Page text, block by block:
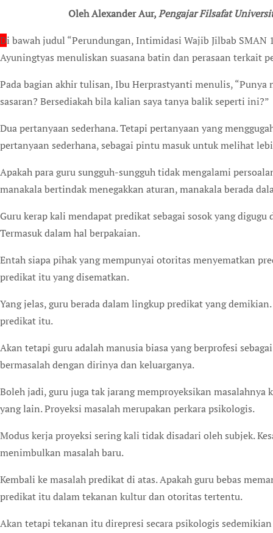
Oleh Alexander Aur,Pengajar Filsafat
Di bawah judul “Perundungan, Intimidasi Wajib Jilbab
Ayuningtyas menuliskan suasana batin dan perasaan terkait
Pada bagian akhir tulisan, Ibu Herprastyanti menulis, “Punya
sasaran? Bersediakah bila kalian saya tanya balik seperti ini?”
Dua pertanyaan sederhana. Tetapi pertanyaan yang
pertanyaan sederhana, sebagai pintu masuk untuk melihat
Apakah para guru sungguh-sungguh tidak mengalami
manakala bertindak menegakkan aturan, manakala berada
Guru kerap kali mendapat predikat sebagai sosok yang
Termasuk dalam hal berpakaian.
Entah siapa pihak yang mempunyai otoritas menyematkan
predikat itu yang disematkan.
Yang jelas, guru berada dalam lingkup predikat yang
predikat itu.
Akan tetapi guru adalah manusia biasa yang berprofesi
bermasalah dengan dirinya dan keluarganya.
Boleh jadi, guru juga tak jarang memproyeksikan
yang lain. Proyeksi masalah merupakan perkara psikologis.
Modus kerja proyeksi sering kali tidak disadari oleh subjek.
menimbulkan masalah baru.
Kembali ke masalah predikat di atas. Apakah guru bebas
predikat itu dalam tekanan kultur dan otoritas tertentu.
Akan tetapi tekanan itu direpresi secara psikologis